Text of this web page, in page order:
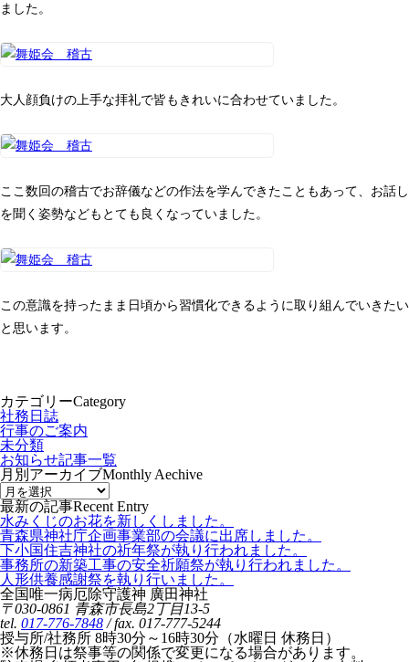
ました。
大人顔負けの上手な拝礼で皆もきれいに合わせていました。
ここ数回の稽古でお辞儀などの作法を学んできたこともあって、お話し
を聞く姿勢などもとても良くなっていました。
この意識を持ったまま日頃から習慣化できるように取り組んでいきたい
と思います。
カテゴリーCategory
社務日誌
行事のご案内
未分類
お知らせ記事一覧
月別アーカイブMonthly Aechive
最新の記事Recent Entry
水みくじのお花を新しくしました。
青森県神社庁企画事業部の会議に出席しました。
下小国住吉神社の祈年祭が執り行われました。
事務所の新築工事の安全祈願祭が執り行われました。
人形供養感謝祭を執り行いました。
全国唯一病厄除守護神 廣田神社
〒030-0861 青森市長島2丁目13-5
tel. 017-776-7848 / fax. 017-777-5244
授与所/社務所 8時30分～16時30分（水曜日 休務日）
※休務日は祭事等の関係で変更になる場合があります。